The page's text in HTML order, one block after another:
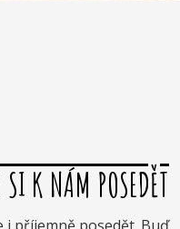
SI K NÁM POSEDĚT